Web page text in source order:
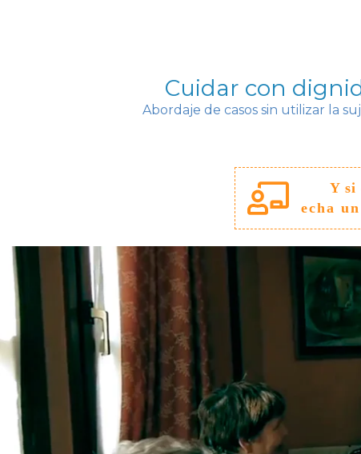
Cuidar con
Abordaje de casos sin utilizar la
Y si
echa